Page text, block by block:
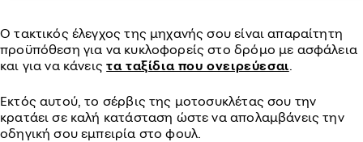
O τακτικός έλεγχος της μηχανής σου είναι απαραίτητη
προϋπόθεση για να κυκλοφορείς στο δρόμο με ασφάλεια
και για να κάνειςτα ταξίδια που ονειρεύεσαι.
Εκτός αυτού, το σέρβις της μοτοσυκλέτας σου την
κρατάει σε καλή κατάσταση ώστε να απολαμβάνεις την
οδηγική σου εμπειρία στο φουλ.